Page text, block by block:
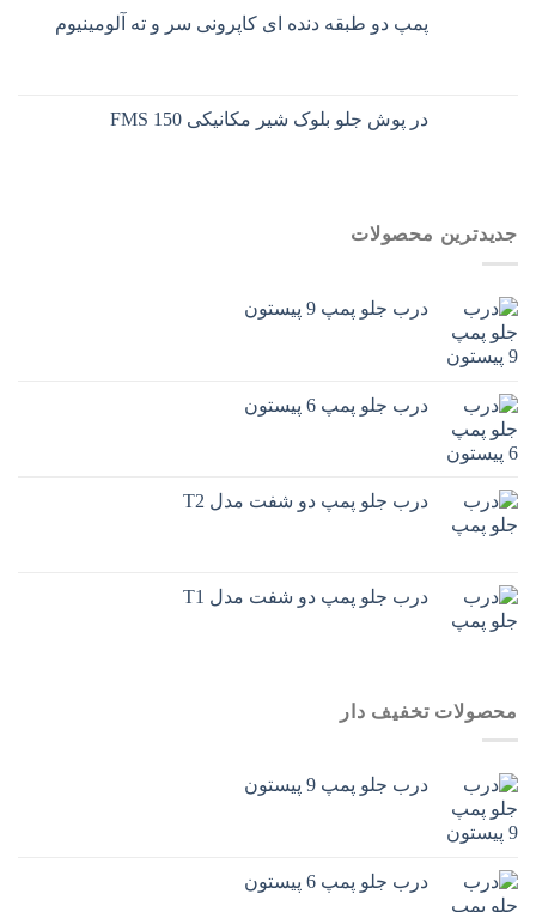
پمپ دو طبقه دنده ای کاپرونی سر و ته آلومینیوم
در پوش جلو بلوک شیر مکانیکی 150 FMS
جدیدترین محصولات
درب جلو پمپ 9 پیستون
درب جلو پمپ 6 پیستون
درب جلو پمپ دو شفت مدل T2
درب جلو پمپ دو شفت مدل T1
محصولات تخفیف دار
درب جلو پمپ 9 پیستون
درب جلو پمپ 6 پیستون